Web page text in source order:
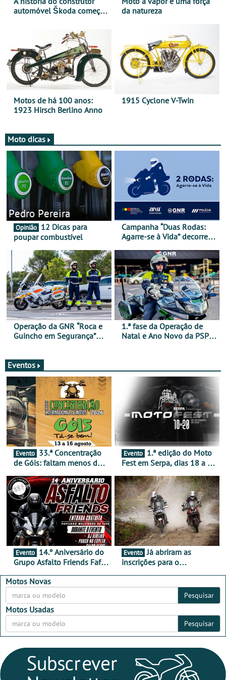
automóvel Škoda começou
da natureza
Motos de há 100 anos:
1923 Hirsch Berlino Anno
1915 Cyclone V-Twin
Moto dicas
Pedro Pereira
Opinião
poupar combustível
Campanha “Duas Rodas:
Agarre-se à Vida” decorre
Operação da GNR “Roca e
Guincho em Segurança”
1.ª fase da Operação de
Natal e Ano Novo da PSP e
Eventos
Evento
de Góis: faltam menos de
16 de agosto
Evento
Fest em Serpa, dias 18 a 20
duas rodas invade o Baixo
Alentejo
Evento
Grupo Asfalto Friends Fafe,
2026
Evento Já abriram as
inscrições para o
Motos Novas
Pesquisar
Motos Usadas
Pesquisar